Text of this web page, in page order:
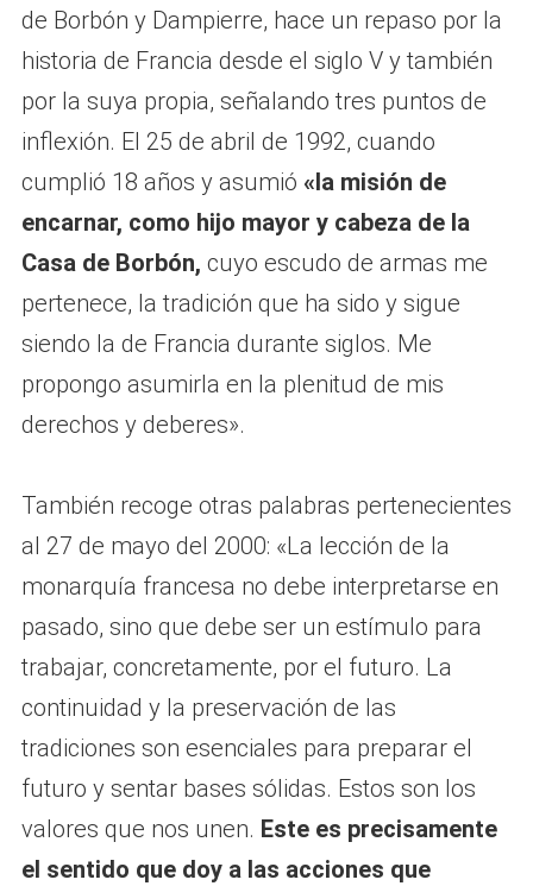
de Borbón y Dampierre, hace un repaso por la
historia de Francia desde el siglo V y también
por la suya propia, señalando tres puntos de
inflexión. El 25 de abril de 1992, cuando
cumplió 18 años y asumió «la misión de
encarnar, como hijo mayor y cabeza de la
Casa de Borbón, cuyo escudo de armas me
pertenece, la tradición que ha sido y sigue
siendo la de Francia durante siglos. Me
propongo asumirla en la plenitud de mis
derechos y deberes».
También recoge otras palabras pertenecientes
al 27 de mayo del 2000: «La lección de la
monarquía francesa no debe interpretarse en
pasado, sino que debe ser un estímulo para
trabajar, concretamente, por el futuro. La
continuidad y la preservación de las
tradiciones son esenciales para preparar el
futuro y sentar bases sólidas. Estos son los
valores que nos unen. Este es precisamente
el sentido que doy a las acciones que